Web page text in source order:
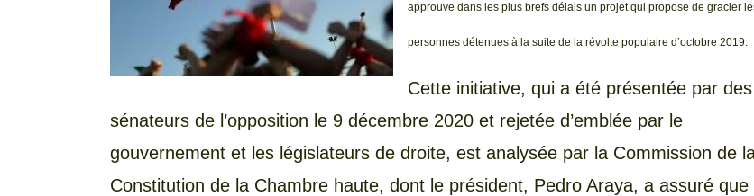
approuve dans les plus brefs délais un projet qui propose de gracier
personnes détenues à la suite de la révolte populaire d’octobre 2019.
Cette initiative, qui a été présentée par des
sénateurs de l’opposition le 9 décembre 2020 et rejetée d’emblée par le
gouvernement et les législateurs de droite, est analysée par la Commission de
Constitution de la Chambre haute, dont le président, Pedro Araya, a assuré que